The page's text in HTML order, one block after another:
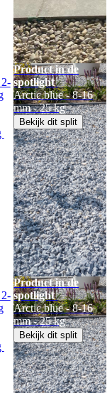
Product in de
spotlight
Arctic blue - 8-16
mm - 25 kg
Bekijk dit split
Product in de
spotlight
Arctic blue - 8-16
mm - 25 kg
Bekijk dit split